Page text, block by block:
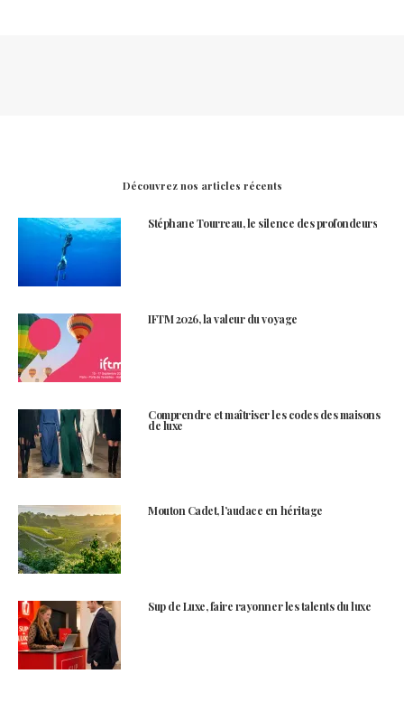
Découvrez nos articles récents
Stéphane Tourreau, le silence des profondeurs
IFTM 2026, la valeur du voyage
Comprendre et maîtriser les codes des maisons
de luxe
Mouton Cadet, l’audace en héritage
Sup de Luxe, faire rayonner les talents du luxe